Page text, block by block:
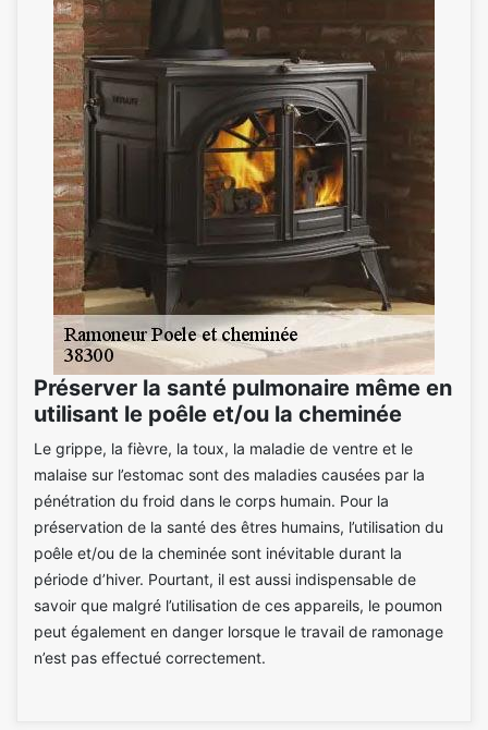
Préserver la santé pulmonaire même en
utilisant le poêle et/ou la cheminée
Le grippe, la fièvre, la toux, la maladie de ventre et le
malaise sur l’estomac sont des maladies causées par la
pénétration du froid dans le corps humain. Pour la
préservation de la santé des êtres humains, l’utilisation du
poêle et/ou de la cheminée sont inévitable durant la
période d’hiver. Pourtant, il est aussi indispensable de
savoir que malgré l’utilisation de ces appareils, le poumon
peut également en danger lorsque le travail de ramonage
n’est pas effectué correctement.